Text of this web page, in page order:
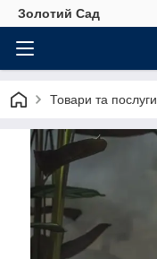
Золотий Сад
Товари та послуги